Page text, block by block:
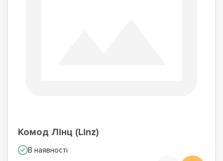
Комод Лінц (Linz)
В наявності